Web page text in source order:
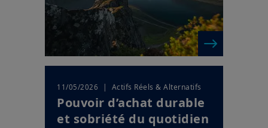
11/05/2026 | Actifs Réels & Alternatifs
Pouvoir d’achat durable
et sobriété du quotidien